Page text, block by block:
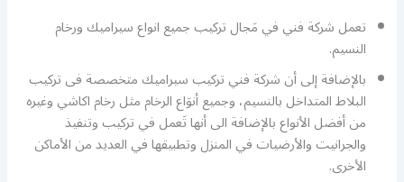
تعمل شركة فني في مَجال تركيب جميع انواع سيراميك ورخام
النسيم.
بالإضافة إلى أن شركة فني تركيب سيراميك متخصصة فى تركيب
البلاط المتداخل بالنسيم، وجميع أنوَاع الرخام مثل رخام اكاشي وغيره
من أفضل الأنواع بالإضافة الى أنها تَعمل في تركيب وتنفيذ
والجرانيت والأرضيات في المنزل وتطبيقها في العديد من الأماكن
الأخرى.